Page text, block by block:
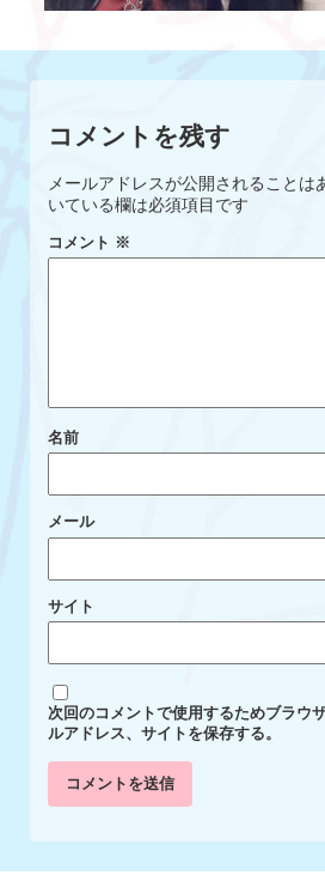
コメントを残す
メールアドレスが公開されることは
いている欄は必須項目です
コメント ※
名前
メール
サイト
次回のコメントで使用するためブラウ
ルアドレス、サイトを保存する。